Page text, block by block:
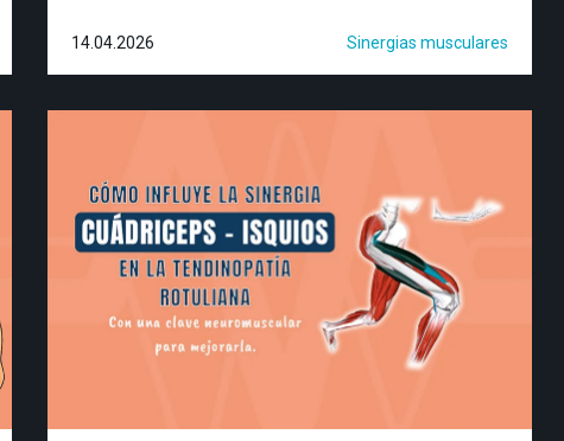
14.04.2026 Sinergias musculares